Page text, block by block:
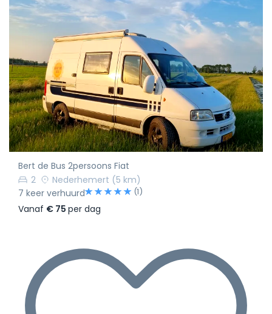
Bert de Bus 2persoons Fiat
2
Nederhemert (5 km)
7 keer verhuurd
(1)
Vanaf € 75 per dag